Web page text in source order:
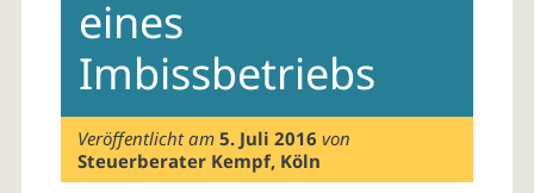
eines
Imbissbetriebs
Veröffentlicht am5. Juli 2016 von
Steuerberater Kempf, Köln